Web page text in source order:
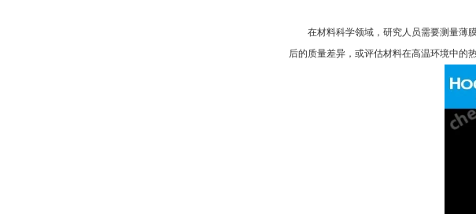
在材料科学领域，研究人员需要测量薄膜
后的质量差异，或评估材料在高温环境中的